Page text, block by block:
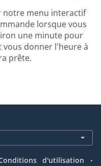
notre menu interactif
lorsque vous
une minute pour
donner l'heure à
prête.
d'utilisation .